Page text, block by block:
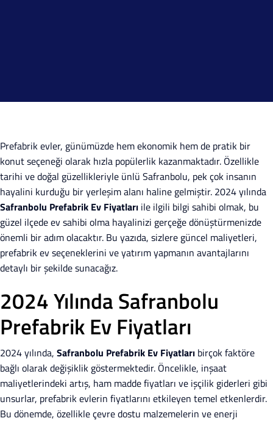
Prefabrik evler, günümüzde hem ekonomik hem de pratik bir
konut seçeneği olarak hızla popülerlik kazanmaktadır. Özellikle
tarihi ve doğal güzellikleriyle ünlü Safranbolu, pek çok insanın
hayalini kurduğu bir yerleşim alanı haline gelmiştir. 2024 yılında
Safranbolu Prefabrik Ev Fiyatları ile ilgili bilgi sahibi olmak, bu
güzel ilçede ev sahibi olma hayalinizi gerçeğe dönüştürmenizde
önemli bir adım olacaktır. Bu yazıda, sizlere güncel maliyetleri,
prefabrik ev seçeneklerini ve yatırım yapmanın avantajlarını
detaylı bir şekilde sunacağız.
2024 Yılında Safranbolu
Prefabrik Ev Fiyatları
2024 yılında, Safranbolu Prefabrik Ev Fiyatları birçok faktöre
bağlı olarak değişiklik göstermektedir. Öncelikle, inşaat
maliyetlerindeki artış, ham madde fiyatları ve işçilik giderleri gibi
unsurlar, prefabrik evlerin fiyatlarını etkileyen temel etkenlerdir.
Bu dönemde, özellikle çevre dostu malzemelerin ve enerji